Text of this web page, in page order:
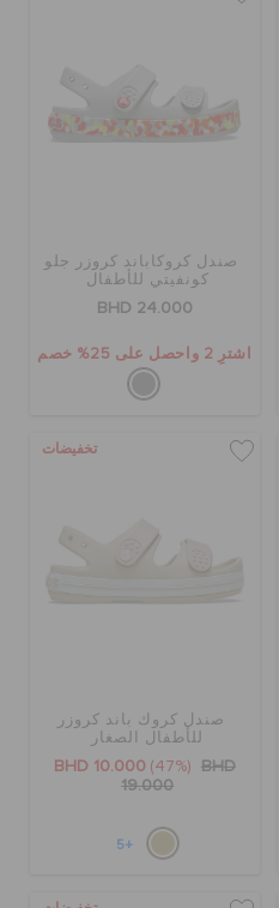
صندل كروكاباند كروزر جلو
كونفيتي للأطفال
BHD 24.000
اشترِ 2 واحصل على 25% خصم
تخفيضات
صندل كروك باند كروزر
للأطفال الصغار
BHD 10.000 (47%)
BHD
19.000
+5